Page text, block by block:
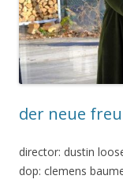
der neue
director: dustin
dop: clemens